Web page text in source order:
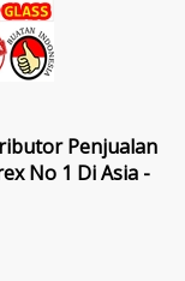
Penjualan
No 1 Di Asia -